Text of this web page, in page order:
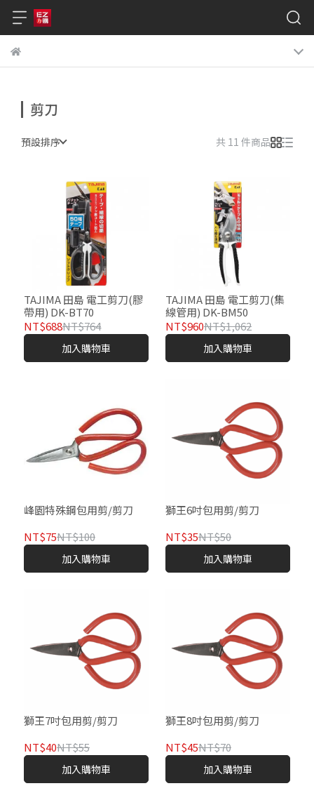
剪刀
預設排序 共 11 件商品
TAJIMA 田島 電工剪刀(膠
帶用) DK-BT70
NT$688NT$764
加入購物車
TAJIMA 田島 電工剪刀(集
線管用) DK-BM50
NT$960NT$1,062
加入購物車
峰園特殊鋼包用剪/剪刀
NT$75NT$100
加入購物車
獅王6吋包用剪/剪刀
NT$35NT$50
加入購物車
獅王7吋包用剪/剪刀
NT$40NT$55
加入購物車
獅王8吋包用剪/剪刀
NT$45NT$70
加入購物車